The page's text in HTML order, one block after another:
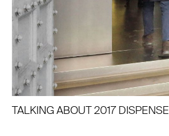
TALKING ABOUT 2017 DISPENSE